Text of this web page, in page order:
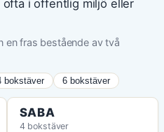
i offentlig miljö eller
en fras bestående av två
bokstäver 6 bokstäver
SABA
4 bokstäver